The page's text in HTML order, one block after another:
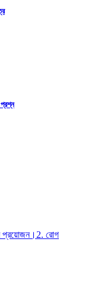
প্রশ্ন
প্রয়োজন।2. রোগ